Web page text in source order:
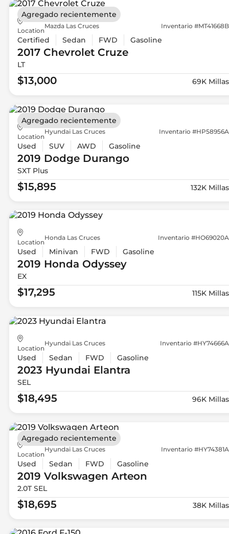
Location
Mazda Las Cruces Inventario #MT41668B
Certified Sedan FWD Gasoline
2017 ChevroletCruze
LT
$13,000 69K Millas
Agregado recientemente
Location
Hyundai Las Cruces Inventario #HP58956A
Used SUV AWD Gasoline
2019 DodgeDurango
SXT Plus
$15,895 132K Millas
Agregado recientemente
Location
Honda Las Cruces Inventario #HO69020A
Used Minivan FWD Gasoline
2019 Honda Odyssey
EX
$17,295 115K Millas
Location
Hyundai Las Cruces Inventario #HY74666A
Used Sedan FWD Gasoline
2023 Hyundai Elantra
SEL
$18,495 96K Millas
Location
Hyundai Las Cruces Inventario #HY74381A
Used Sedan FWD Gasoline
2019 Volkswagen Arteon
2.0T SEL
$18,695 38K Millas
Agregado recientemente